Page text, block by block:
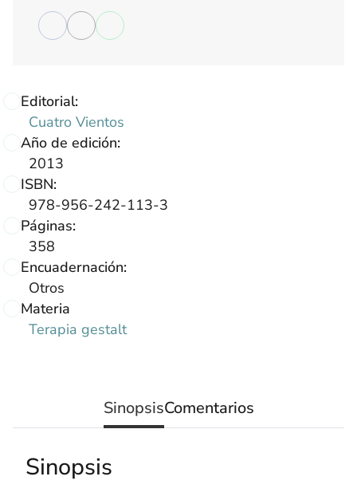
Editorial:
Cuatro Vientos
Año de edición:
2013
ISBN:
978-956-242-113-3
Páginas:
358
Encuadernación:
Otros
Materia
Terapia gestalt
SinopsisComentarios
Sinopsis